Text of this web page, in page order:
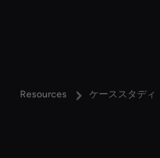
Resources ケーススタディ